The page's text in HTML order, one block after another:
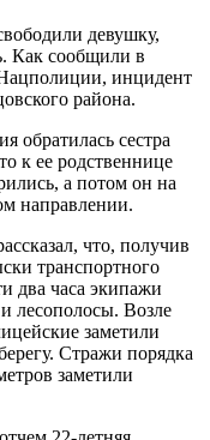
девушку,
Как сообщили в
инцидент
района.
обратилась сестра
к ее родственнице
а потом он на
направлении.
что, получив
транспортного
два часа экипажи
лесополосы. Возле
заметили
Стражи порядка
заметили